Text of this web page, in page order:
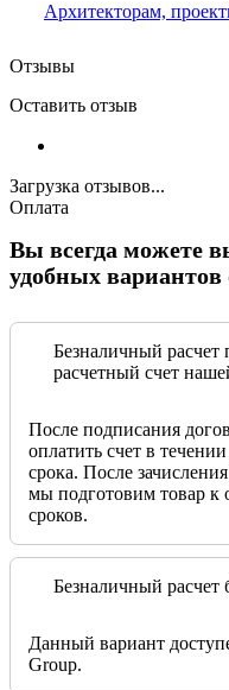
Архитекторам,
Отзывы
Оставить отзыв
Загрузка отзывов...
Оплата
Вы всегда можете
удобных
Безналичный расчет
расчетный счет
После подписания
оплатить счет в
срока. После
мы подготовим товар к
сроков.
Безналичный расчет
Данный вариант
Group.